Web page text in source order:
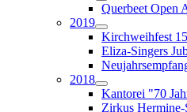
Querbeet Open
2019
Kirchweihfest
Eliza-Singers
2018
Kantorei "70
Zirkus